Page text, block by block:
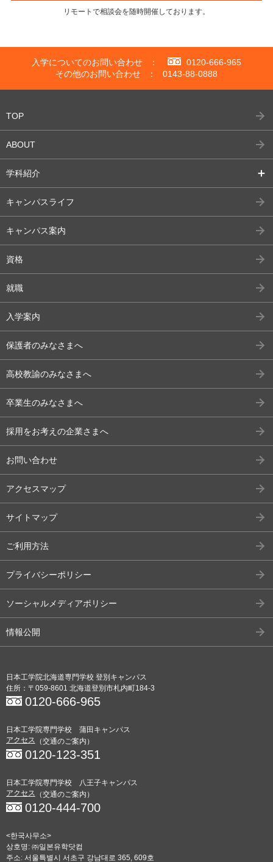
リモートで相談会を随時開催しております。
入学についてのお問い合わせ ：
0120-666-965
その他のお問い合わせ
： 0143-88-0888
TOP
ABOUT
学科紹介
キャンパスライフ
キャンパス案内
資格
就職
入学案内
保護者のみなさまへ
高校教諭のみなさまへ
卒業生のみなさまへ
採用をお考えの企業さまへ
お問い合わせ
アクセスマップ
サイトマップ
ご利用方法
プライバシーポリシー
ソーシャルメディアポリシー
情報公開
日本工学院北海道専門学校 登別キャンパス
住所：〒059-8601 北海道登別市札内町184-3
0120-666-965
日本工学院専門学校 蒲田キャンパス
アクセス （交通のご案内）
0120-123-351
日本工学院専門学校 八王子キャンパス
アクセス （交通のご案内）
0120-444-700
<한국사무소>
상호명: ㈜일본유학닷컴
주소: 서울특별시 서초구 강남대로 365, 609호